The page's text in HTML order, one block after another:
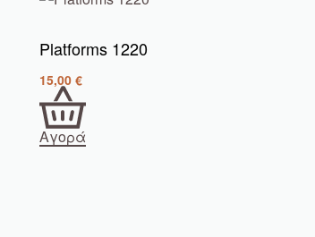
Platforms 1220
15,00 €
Αγορά